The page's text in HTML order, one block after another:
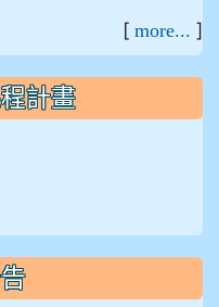
[ more... ]
計畫